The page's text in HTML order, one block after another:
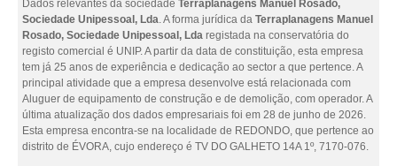
Dados relevantes da sociedade Terraplanagens Manuel Rosado,
Sociedade Unipessoal, Lda. A forma jurídica da Terraplanagens Manuel
Rosado, Sociedade Unipessoal, Lda registada na conservatória do
registo comercial é UNIP. A partir da data de constituição, esta empresa
tem já 25 anos de experiência e dedicação ao sector a que pertence. A
principal atividade que a empresa desenvolve está relacionada com
Aluguer de equipamento de construção e de demolição, com operador. A
última atualização dos dados empresariais foi em 28 de junho de 2026.
Esta empresa encontra-se na localidade de REDONDO, que pertence ao
distrito de ÉVORA, cujo endereço é TV DO GALHETO 14A 1º, 7170-076.